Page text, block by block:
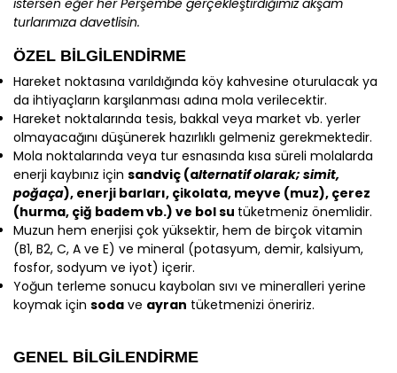
istersen eğer her Perşembe gerçekleştirdiğimiz akşam
turlarımıza davetlisin.
ÖZEL BİLGİLENDİRME
Hareket noktasına varıldığında köy kahvesine oturulacak ya
da ihtiyaçların karşılanması adına mola verilecektir.
Hareket noktalarında tesis, bakkal veya market vb. yerler
olmayacağını düşünerek hazırlıklı gelmeniz gerekmektedir.
Mola noktalarında veya tur esnasında kısa süreli molalarda
enerji kaybınız için sandviç (alternatif olarak; simit,
poğaça), enerji barları, çikolata, meyve (muz), çerez
(hurma, çiğ badem vb.) ve bol su tüketmeniz önemlidir.
Muzun hem enerjisi çok yüksektir, hem de birçok vitamin
(B1, B2, C, A ve E) ve mineral (potasyum, demir, kalsiyum,
fosfor, sodyum ve iyot) içerir.
Yoğun terleme sonucu kaybolan sıvı ve mineralleri yerine
koymak için soda ve ayran tüketmenizi öneririz.
GENEL BİLGİLENDİRME